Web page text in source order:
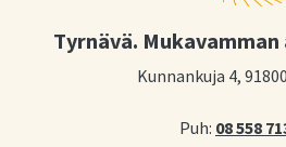
Tyrnävä.
Kunnankuja 4,
Puh: 08 558